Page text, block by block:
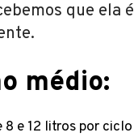
que ela
médio:
8 e 12 litros por ciclo